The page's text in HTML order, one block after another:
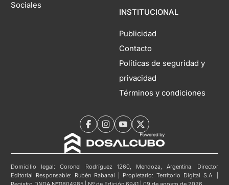
Sociales
INSTITUCIONAL
Publicidad
Contacto
Políticas de seguridad y
privacidad
Términos y condiciones
Domicilio legal: Coronel Rodríguez 1260, Mendoza, Argentina. Director
Editorial Responsable: Rubén Rabanal | Propietario: Territorio Digital S.A. |